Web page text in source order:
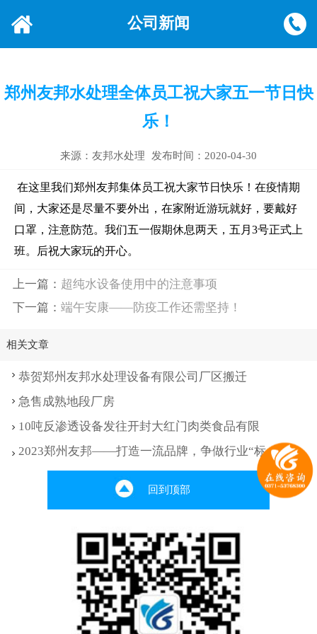
公司新闻
郑州友邦水处理全体员工祝大家五一节日快
乐！
来源：友邦水处理 发布时间：2020-04-30
在这里我们郑州友邦集体员工祝大家节日快乐！在疫情期
间，大家还是尽量不要外出，在家附近游玩就好，要戴好
口罩，注意防范。我们五一假期休息两天，五月3号正式上
班。后祝大家玩的开心。
上一篇： 超纯水设备使用中的注意事项
下一篇： 端午安康——防疫工作还需坚持！
相关文章
恭贺郑州友邦水处理设备有限公司厂区搬迁
急售成熟地段厂房
10吨反渗透设备发往开封大红门肉类食品有限
2023郑州友邦——打造一流品牌，争做行业“标
回到顶部